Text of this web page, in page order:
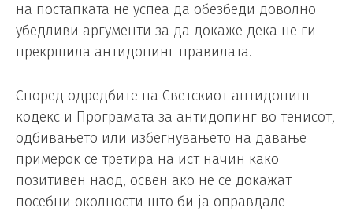
на постапката не успеа да обезбеди доволно
убедливи аргументи за да докаже дека не ги
прекршила антидопинг правилата.
Според одредбите на Светскиот антидопинг
кодекс и Програмата за антидопинг во тенисот,
одбивањето или избегнувањето на давање
примерок се третира на ист начин како
позитивен наод, освен ако не се докажат
посебни околности што би ја оправдале